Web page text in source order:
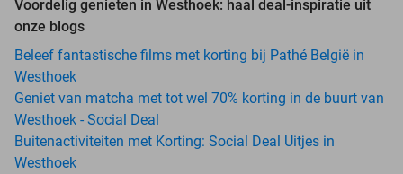
Voordelig genieten in Westhoek: haal deal-inspiratie uit
onze blogs
Beleef fantastische films met korting bij Pathé België in
Westhoek
Geniet van matcha met tot wel 70% korting in de buurt van
Westhoek - Social Deal
Buitenactiviteiten met Korting: Social Deal Uitjes in
Westhoek